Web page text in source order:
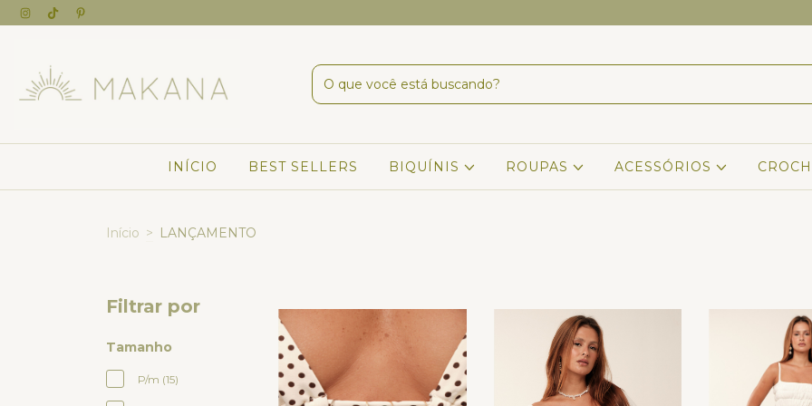
INÍCIO BEST SELLERS BIQUÍNIS ROUPAS ACESSÓRIOS
Início > LANÇAMENTO
Filtrar por
Tamanho
P/m (15)